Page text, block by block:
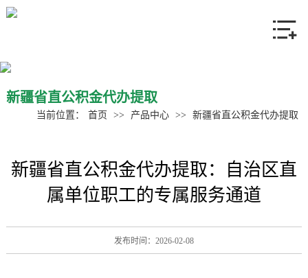
联系我们
新疆省直公积金代办提取
当前位置： 首页 >> 产品中心 >> 新疆省直公积金代办提取
新疆省直公积金代办提取：自治区直
属单位职工的专属服务通道
发布时间：2026-02-08